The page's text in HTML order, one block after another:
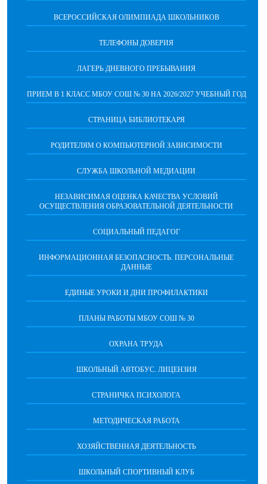
ВСЕРОССИЙСКАЯ ОЛИМПИАДА ШКОЛЬНИКОВ
ТЕЛЕФОНЫ ДОВЕРИЯ
ЛАГЕРЬ ДНЕВНОГО ПРЕБЫВАНИЯ
ПРИЕМ В 1 КЛАСС МБОУ СОШ № 30 НА 2026/2027 УЧЕБНЫЙ ГОД
СТРАНИЦА БИБЛИОТЕКАРЯ
РОДИТЕЛЯМ О КОМПЬЮТЕРНОЙ ЗАВИСИМОСТИ
СЛУЖБА ШКОЛЬНОЙ МЕДИАЦИИ
НЕЗАВИСИМАЯ ОЦЕНКА КАЧЕСТВА УСЛОВИЙ
ОСУЩЕСТВЛЕНИЯ ОБРАЗОВАТЕЛЬНОЙ ДЕЯТЕЛЬНОСТИ
СОЦИАЛЬНЫЙ ПЕДАГОГ
ИНФОРМАЦИОННАЯ БЕЗОПАСНОСТЬ. ПЕРСОНАЛЬНЫЕ
ДАННЫЕ
ЕДИНЫЕ УРОКИ И ДНИ ПРОФИЛАКТИКИ
ПЛАНЫ РАБОТЫ МБОУ СОШ № 30
ОХРАНА ТРУДА
ШКОЛЬНЫЙ АВТОБУС. ЛИЦЕНЗИЯ
СТРАНИЧКА ПСИХОЛОГА
МЕТОДИЧЕСКАЯ РАБОТА
ХОЗЯЙСТВЕННАЯ ДЕЯТЕЛЬНОСТЬ
ШКОЛЬНЫЙ СПОРТИВНЫЙ КЛУБ